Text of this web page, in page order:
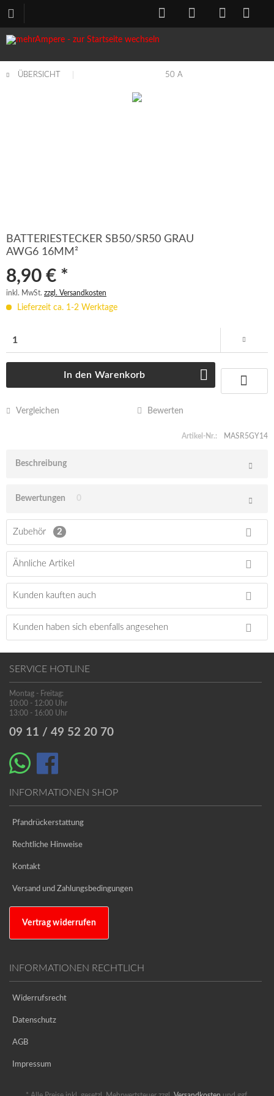
ÜBERSICHT 50 A
BATTERIESTECKER SB50/SR50 GRAU
AWG6 16MM²
8,90 € *
inkl. MwSt. zzgl. Versandkosten
Lieferzeit ca. 1-2 Werktage
In den Warenkorb
Vergleichen Bewerten
Artikel-Nr.: MASR5GY14
Beschreibung
Bewertungen 0
Zubehör 2
Ähnliche Artikel
Kunden kauften auch
Kunden haben sich ebenfalls angesehen
SERVICE HOTLINE
Montag - Freitag:
10:00 - 12:00 Uhr
13:00 - 16:00 Uhr
09 11 / 49 52 20 70
INFORMATIONEN SHOP
Pfandrückerstattung
Rechtliche Hinweise
Kontakt
Versand und Zahlungsbedingungen
Vertrag widerrufen
INFORMATIONEN RECHTLICH
Widerrufsrecht
Datenschutz
AGB
Impressum